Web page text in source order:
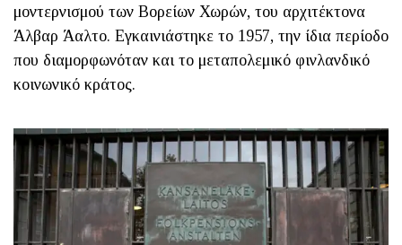
μοντερνισμού των Βορείων Χωρών, του αρχιτέκτονα
Άλβαρ Άαλτο. Εγκαινιάστηκε το 1957, την ίδια περίοδο
που διαμορφωνόταν και το μεταπολεμικό φινλανδικό
κοινωνικό κράτος.